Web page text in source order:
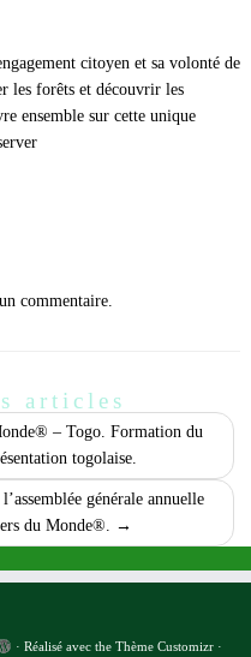
citoyen et sa volonté de
les forêts et découvrir les
ensemble sur cette unique
commentaire.
articles
– Togo. Formation du
togolaise.
générale annuelle
du Monde®. →
· Réalisé avec the Thème Customizr ·